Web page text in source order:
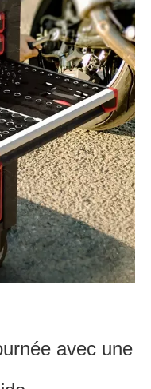
avec une